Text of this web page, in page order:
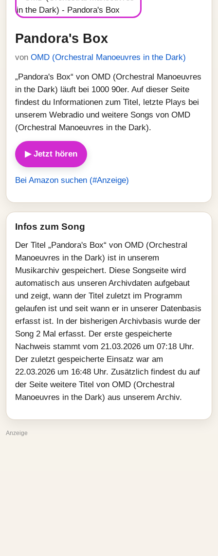
Pandora's Box
von OMD (Orchestral Manoeuvres in the Dark)
„Pandora's Box“ von OMD (Orchestral Manoeuvres
in the Dark) läuft bei 1000 90er. Auf dieser Seite
findest du Informationen zum Titel, letzte Plays bei
unserem Webradio und weitere Songs von OMD
(Orchestral Manoeuvres in the Dark).
▶ Jetzt hören
Bei Amazon suchen (#Anzeige)
Infos zum Song
Der Titel „Pandora's Box“ von OMD (Orchestral
Manoeuvres in the Dark) ist in unserem
Musikarchiv gespeichert. Diese Songseite wird
automatisch aus unseren Archivdaten aufgebaut
und zeigt, wann der Titel zuletzt im Programm
gelaufen ist und seit wann er in unserer Datenbasis
erfasst ist. In der bisherigen Archivbasis wurde der
Song 2 Mal erfasst. Der erste gespeicherte
Nachweis stammt vom 21.03.2026 um 07:18 Uhr.
Der zuletzt gespeicherte Einsatz war am
22.03.2026 um 16:48 Uhr. Zusätzlich findest du auf
der Seite weitere Titel von OMD (Orchestral
Manoeuvres in the Dark) aus unserem Archiv.
Anzeige